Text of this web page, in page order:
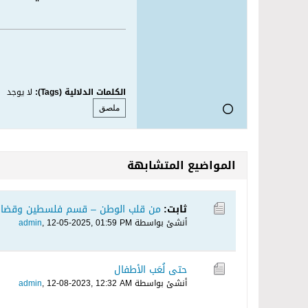
الكلمات الدلالية (Tags): لا يوجد
ملصق
المواضيع المتشابهة
ثابت: من قلب الوطن – قسم فلسطين
أنشئ بواسطة admin, 12-05-2025, 01:59 PM
حتى لُعَب الأطفال
أنشئ بواسطة admin, 12-08-2023, 12:32 AM